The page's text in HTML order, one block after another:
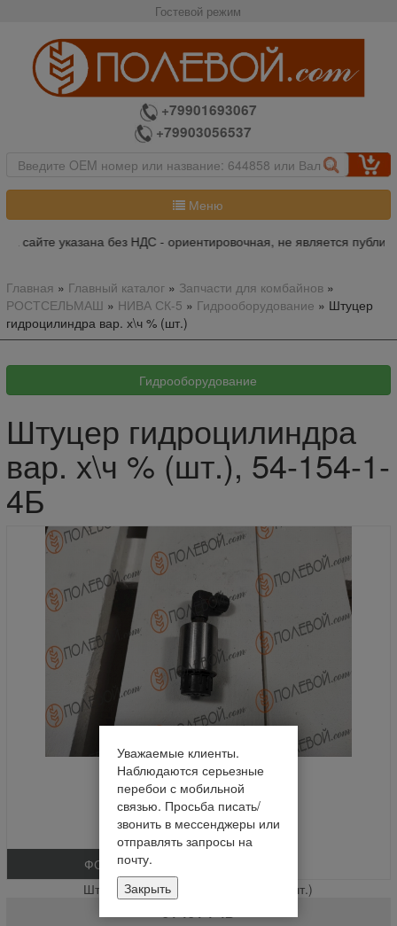
Гостевой режим
+79901693067
+79903056537
Меню
сайте указана без НДС - ориентировочная, не является
Главная » Главный каталог» Запчасти для комбайнов»
РОСТСЕЛЬМАШ » НИВА СК-5 » Гидрооборудование » Штуцер
гидроцилиндра вар. х\ч % (шт.)
Штуцер гидроцилиндра
вар. х\ч % (шт.), 54-154-1-
4Б
ФОТО
Штуцер гидроцилиндра вар. х\ч % (шт.)
Уважаемые клиенты.
Наблюдаются серьезные
перебои с мобильной
связью. Просьба писать/
звонить в мессенджеры или
отправлять запросы на
почту.
Закрыть